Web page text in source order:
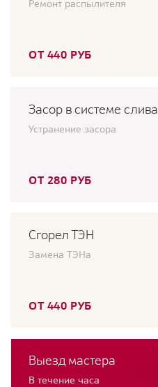
Ремонт распылителя
ОТ 440 РУБ
Засор в системе слива
Устранение засора
ОТ 280 РУБ
Сгорел ТЭН
Замена ТЭНа
ОТ 440 РУБ
Выезд мастера
В течение часа